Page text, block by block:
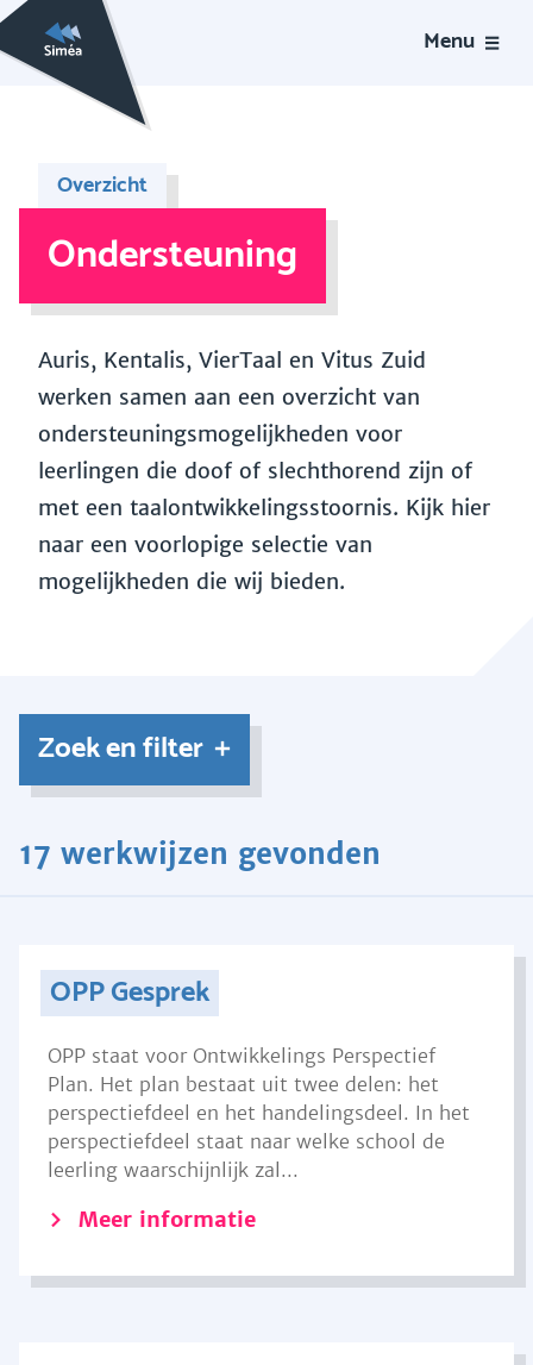
Menu
Overzicht
Ondersteuning
Auris, Kentalis, VierTaal en Vitus Zuid
werken samen aan een overzicht van
ondersteuningsmogelijkheden voor
leerlingen die doof of slechthorend zijn of
met een taalontwikkelingsstoornis. Kijk hier
naar een voorlopige selectie van
mogelijkheden die wij bieden.
Zoek en filter
17 werkwijzen gevonden
OPP Gesprek
OPP staat voor Ontwikkelings Perspectief
Plan. Het plan bestaat uit twee delen: het
perspectiefdeel en het handelingsdeel. In het
perspectiefdeel staat naar welke school de
leerling waarschijnlijk zal...
Meer informatie